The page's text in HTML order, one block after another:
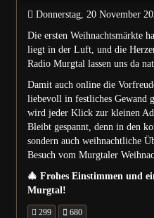
Donnerstag, 20 November
Die ersten Weihnachtsmärkte
liegt in der Luft, und die
Radio Murgtal lassen uns da
Damit auch online die
liebevoll in festliches Gewand
wird jeder Klick zur kleinen
Bleibt gespannt, denn in den
sondern auch weihnachtliche
Besuch vom Murgtaler
🎄 Frohes Einstimmen und
Murgtal!
299 680